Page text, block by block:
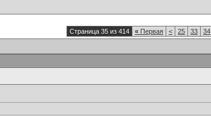
Страница 35 из 414 « Первая < 25 33 34